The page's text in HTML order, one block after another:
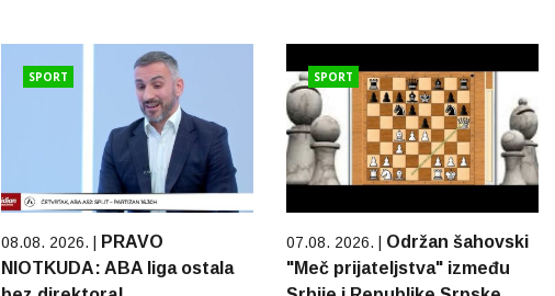
SPORT
08.08. 2026. |
PRAVO
NIOTKUDA: ABA liga ostala
SPORT
07.08. 2026. | Održan šahovski
"Meč prijateljstva" između